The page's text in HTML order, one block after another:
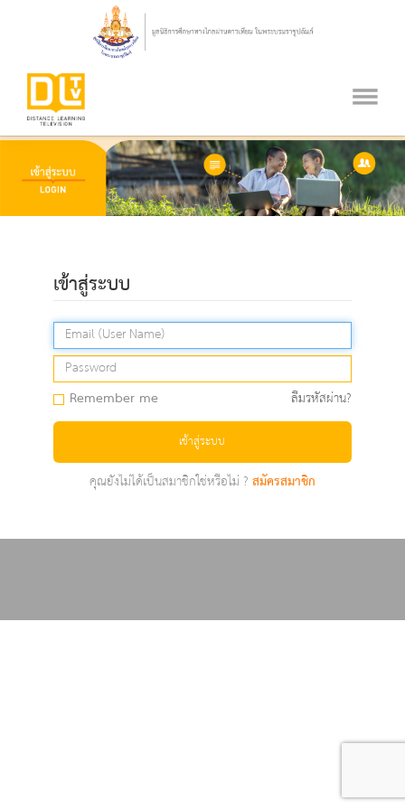
เข้าสู่ระบบ
Remember me ลืมรหัสผ่าน?
เข้าสู่ระบบ
คุณยังไม่ได้เป็นสมาชิกใช่หรือไม่ ?สมัครสมาชิก